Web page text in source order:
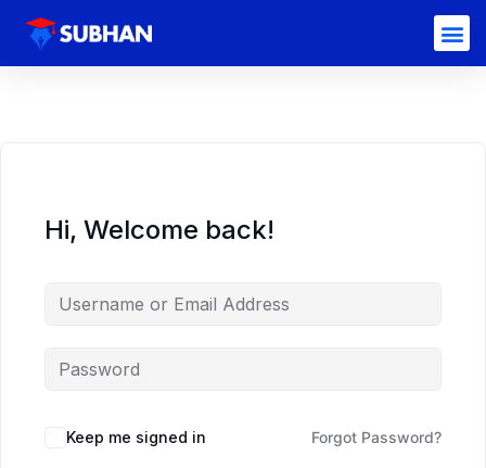
Hi, Welcome back!
Keep me signed in Forgot Password?